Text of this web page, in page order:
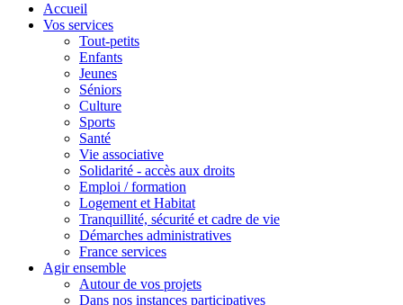
Accueil
Vos services
Tout-petits
Enfants
Jeunes
Séniors
Culture
Sports
Santé
Vie associative
Solidarité - accès aux droits
Emploi / formation
Logement et Habitat
Tranquillité, sécurité et cadre de vie
Démarches administratives
France services
Agir ensemble
Autour de vos projets
Dans nos instances participatives